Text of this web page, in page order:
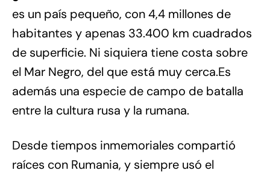
es un país pequeño, con 4,4 millones de
habitantes y apenas 33.400 km cuadrados
de superficie. Ni siquiera tiene costa sobre
el Mar Negro, del que está muy cerca.Es
además una especie de campo de batalla
entre la cultura rusa y la rumana.
Desde tiempos inmemoriales compartió
raíces con Rumania, y siempre usó el